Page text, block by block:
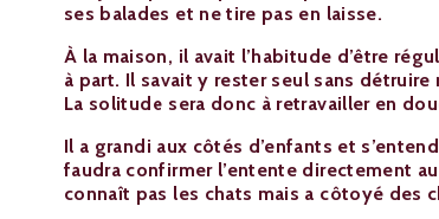
ses balades et ne tire pas en laisse.
À la maison, il avait l’habitude d’être
à part. Il savait y rester seul sans
La solitude sera donc à retravailler en
Il a grandi aux côtés d’enfants et
faudra confirmer l’entente directement
connaît pas les chats mais a côtoyé des